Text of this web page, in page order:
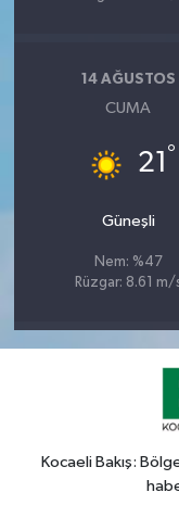
14 AĞUSTOS
CUMA
21 °
Güneşli
Nem: %47
Rüzgar: 8.61 m/
Kocaeli Bakış: